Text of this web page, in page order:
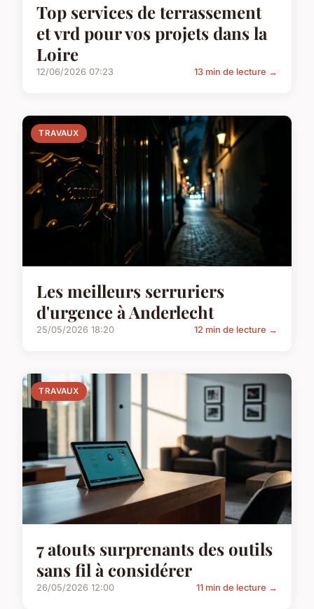
Top services de terrassement
et vrd pour vos projets dans la
Loire
12/06/2026 07:23 13 min de lecture →
TRAVAUX
Les meilleurs serruriers
d'urgence à Anderlecht
25/05/2026 18:20 12 min de lecture →
TRAVAUX
7 atouts surprenants des outils
sans fil à considérer
26/05/2026 12:00 11 min de lecture →